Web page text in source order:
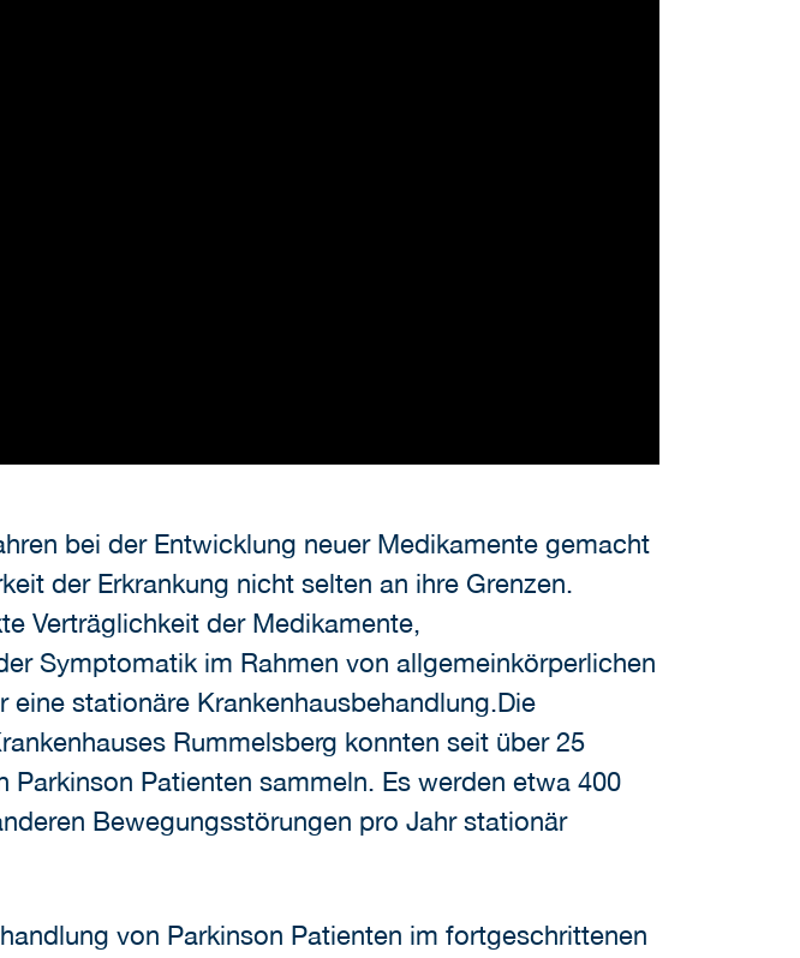
bei der Entwicklung neuer Medikamente gemacht
der Erkrankung nicht selten an ihre Grenzen.
Verträglichkeit der Medikamente,
Symptomatik im Rahmen von allgemeinkörperlichen
stationäre Krankenhausbehandlung.Die
Rummelsberg konnten seit über 25
Parkinson Patienten sammeln. Es werden etwa 400
Bewegungsstörungen pro Jahr stationär
von Parkinson Patienten im fortgeschrittenen